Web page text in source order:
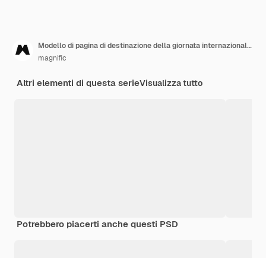
Modello di pagina di destinazione della giornata internazionale della gioventù
magnific
Altri elementi di questa serieVisualizza tutto
Potrebbero piacerti anche questi PSD